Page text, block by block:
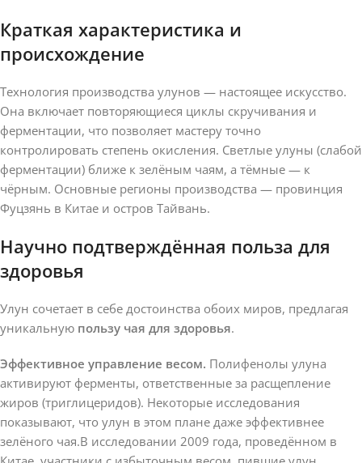
Краткая характеристика и
происхождение
Технология производства улунов — настоящее искусство.
Она включает повторяющиеся циклы скручивания и
ферментации, что позволяет мастеру точно
контролировать степень окисления. Светлые улуны (слабой
ферментации) ближе к зелёным чаям, а тёмные — к
чёрным. Основные регионы производства — провинция
Фуцзянь в Китае и остров Тайвань.
Научно подтверждённая польза для
здоровья
Улун сочетает в себе достоинства обоих миров, предлагая
уникальную пользу чая для здоровья.
Эффективное управление весом. Полифенолы улуна
активируют ферменты, ответственные за расщепление
жиров (триглицеридов). Некоторые исследования
показывают, что улун в этом плане даже эффективнее
зелёного чая.В исследовании 2009 года, проведённом в